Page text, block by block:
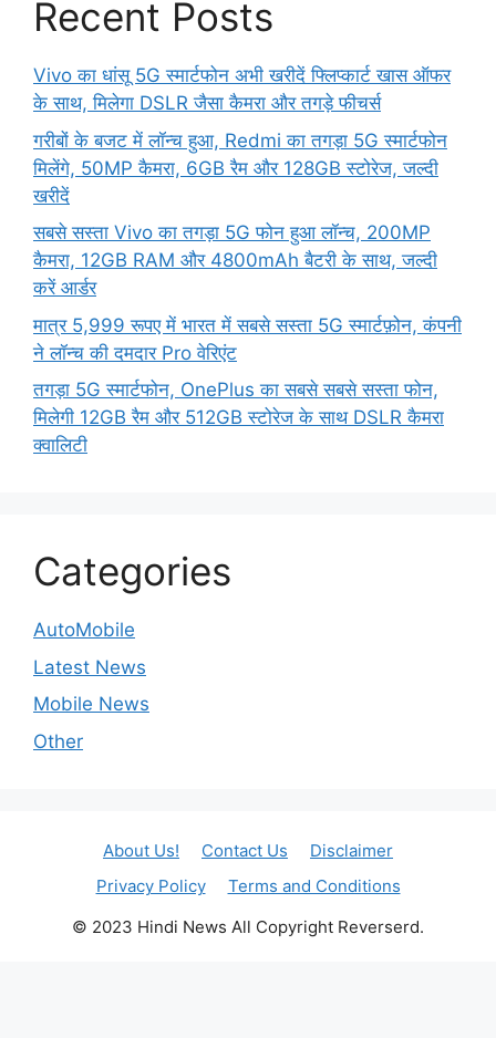
Recent Posts
Vivo का धांसू 5G स्मार्टफोन अभी खरीदें फ्लिप्कार्ट खास ऑफर
के साथ, मिलेगा DSLR जैसा कैमरा और तगड़े फीचर्स
गरीबों के बजट में लॉन्च हुआ, Redmi का तगड़ा 5G स्मार्टफोन
मिलेंगे, 50MP कैमरा, 6GB रैम और 128GB स्टोरेज, जल्दी
खरीदें
सबसे सस्ता Vivo का तगड़ा 5G फोन हुआ लॉन्च, 200MP
कैमरा, 12GB RAM और 4800mAh बैटरी के साथ, जल्दी
करें आर्डर
मात्र 5,999 रूपए में भारत में सबसे सस्ता 5G स्मार्टफ़ोन, कंपनी
ने लॉन्च की दमदार Pro वेरिएंट
तगड़ा 5G स्मार्टफोन, OnePlus का सबसे सबसे सस्ता फोन,
मिलेगी 12GB रैम और 512GB स्टोरेज के साथ DSLR कैमरा
क्वालिटी
Categories
AutoMobile
Latest News
Mobile News
Other
About Us! Contact Us
Disclaimer
Privacy Policy
Terms and Conditions
© 2023 Hindi News All Copyright Reverserd.